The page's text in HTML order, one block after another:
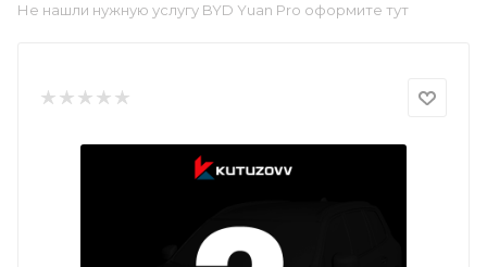
Не нашли нужную услугу BYD Yuan Pro оформите тут